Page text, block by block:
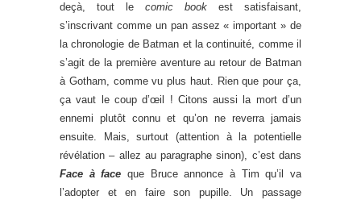
deçà, tout le comic book est satisfaisant,
s’inscrivant comme un pan assez « important » de
la chronologie de Batman et la continuité, comme il
s’agit de la première aventure au retour de Batman
à Gotham, comme vu plus haut. Rien que pour ça,
ça vaut le coup d’œil ! Citons aussi la mort d’un
ennemi plutôt connu et qu’on ne reverra jamais
ensuite. Mais, surtout (attention à la potentielle
révélation – allez au paragraphe sinon), c’est dans
Face à face que Bruce annonce à Tim qu’il va
l’adopter et en faire son pupille. Un passage